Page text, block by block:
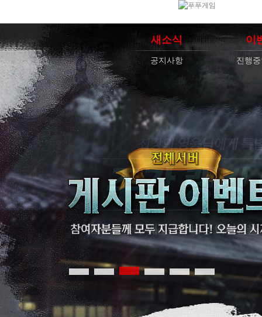
새소식
공지사항
이
진행